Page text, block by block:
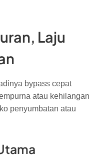
Laju
bypass cepat
atau kehilangan
penyumbatan atau